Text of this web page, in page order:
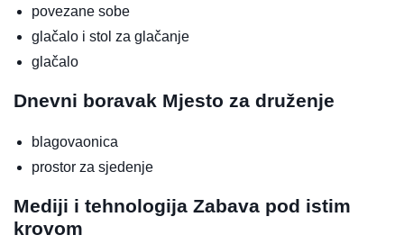
povezane sobe
glačalo i stol za glačanje
glačalo
Dnevni boravak Mjesto za druženje
blagovaonica
prostor za sjedenje
Mediji i tehnologija Zabava pod istim
krovom